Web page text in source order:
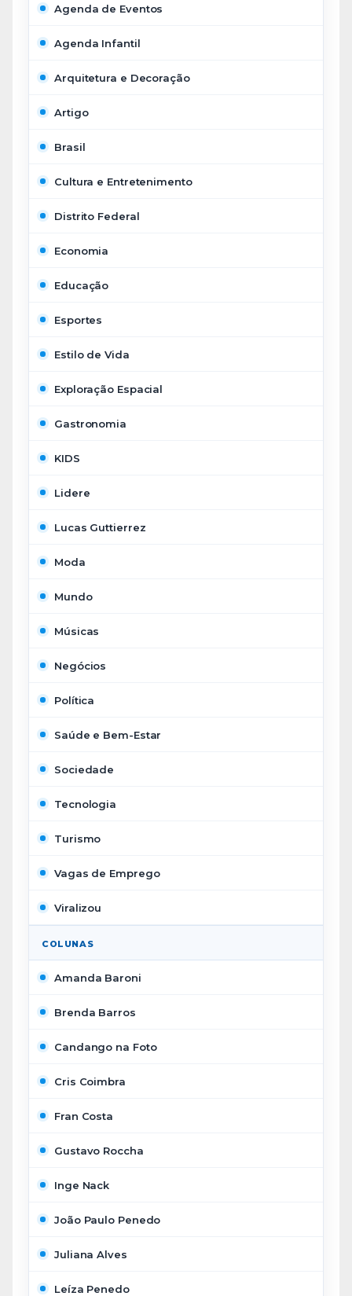
Agenda de Eventos
Agenda Infantil
Arquitetura e Decoração
Artigo
Brasil
Cultura e Entretenimento
Distrito Federal
Economia
Educação
Esportes
Estilo de Vida
Exploração Espacial
Gastronomia
KIDS
Lidere
Lucas Guttierrez
Moda
Mundo
Músicas
Negócios
Política
Saúde e Bem-Estar
Sociedade
Tecnologia
Turismo
Vagas de Emprego
Viralizou
COLUNAS
Amanda Baroni
Brenda Barros
Candango na Foto
Cris Coimbra
Fran Costa
Gustavo Roccha
Inge Nack
João Paulo Penedo
Juliana Alves
Leíza Penedo